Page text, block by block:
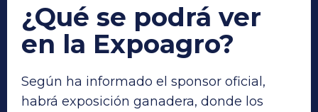
¿Qué se podrá ver
en la Expoagro?
Según ha informado el sponsor oficial,
habrá exposición ganadera, donde los